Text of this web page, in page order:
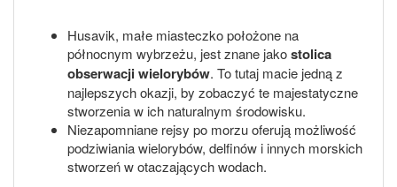
Husavik, małe miasteczko położone na
północnym wybrzeżu, jest znane jakostolica
obserwacji wielorybów. To tutaj macie jedną z
najlepszych okazji, by zobaczyć te majestatyczne
stworzenia w ich naturalnym środowisku.
Niezapomniane rejsy po morzu oferują możliwość
podziwiania wielorybów, delfinów i innych morskich
stworzeń w otaczających wodach.